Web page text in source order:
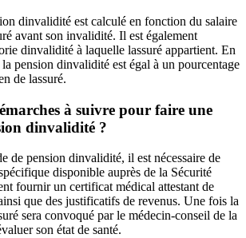
dinvalidité est calculé en fonction du salaire
avant son invalidité. Il est également
dinvalidité à laquelle lassuré appartient. En
pension dinvalidité est égal à un pourcentage
de lassuré.
à suivre pour faire une
dinvalidité ?
de pension dinvalidité, il est nécessaire de
disponible auprès de la Sécurité
fournir un certificat médical attestant de
que des justificatifs de revenus. Une fois la
sera convoqué par le médecin-conseil de la
son état de santé.